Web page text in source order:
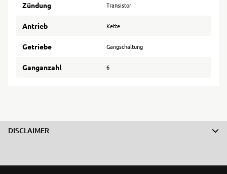
Zündung Transistor
Antrieb Kette
Getriebe Gangschaltung
Ganganzahl 6
DISCLAIMER